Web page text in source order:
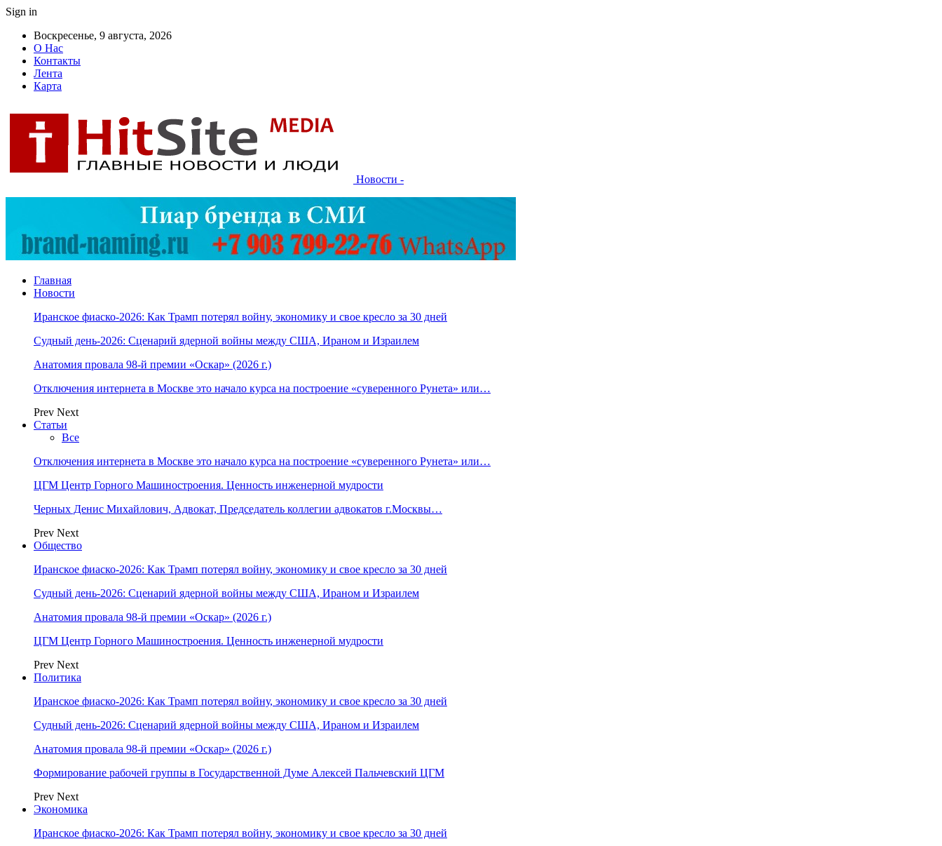
Sign in
Воскресенье, 9 августа, 2026
О Нас
Контакты
Лента
Карта
Новости -
Главная
Новости
Иранское фиаско-2026: Как Трамп потерял войну, экономику и свое кресло за 30 дней
Судный день-2026: Сценарий ядерной войны между США, Ираном и Израилем
Анатомия провала 98-й премии «Оскар» (2026 г.)
Отключения интернета в Москве это начало курса на построение «суверенного Рунета» или…
Prev Next
Статьи
Все
Отключения интернета в Москве это начало курса на построение «суверенного Рунета» или…
ЦГМ Центр Горного Машиностроения. Ценность инженерной мудрости
Черных Денис Михайлович, Адвокат, Председатель коллегии адвокатов г.Москвы…
Prev Next
Общество
Иранское фиаско-2026: Как Трамп потерял войну, экономику и свое кресло за 30 дней
Судный день-2026: Сценарий ядерной войны между США, Ираном и Израилем
Анатомия провала 98-й премии «Оскар» (2026 г.)
ЦГМ Центр Горного Машиностроения. Ценность инженерной мудрости
Prev Next
Политика
Иранское фиаско-2026: Как Трамп потерял войну, экономику и свое кресло за 30 дней
Судный день-2026: Сценарий ядерной войны между США, Ираном и Израилем
Анатомия провала 98-й премии «Оскар» (2026 г.)
Формирование рабочей группы в Государственной Думе Алексей Пальчевский ЦГМ
Prev Next
Экономика
Иранское фиаско-2026: Как Трамп потерял войну, экономику и свое кресло за 30 дней